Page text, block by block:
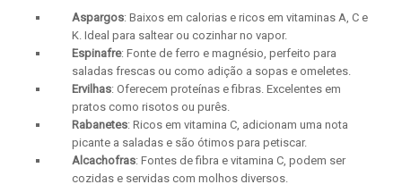
Aspargos: Baixos em calorias e ricos em vitaminas A, C e
K. Ideal para saltear ou cozinhar no vapor.
Espinafre: Fonte de ferro e magnésio, perfeito para
saladas frescas ou como adição a sopas e omeletes.
Ervilhas: Oferecem proteínas e fibras. Excelentes em
pratos como risotos ou purês.
Rabanetes: Ricos em vitamina C, adicionam uma nota
picante a saladas e são ótimos para petiscar.
Alcachofras: Fontes de fibra e vitamina C, podem ser
cozidas e servidas com molhos diversos.